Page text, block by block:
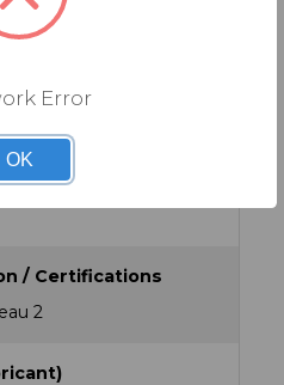
d’impacts légère
/ Certifications
2
Error
OK